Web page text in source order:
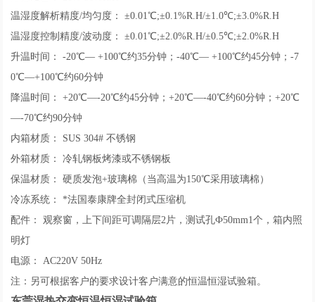
温湿度解析精度/均匀度： ±0.01℃;±0.1%R.H/±1.0℃;±3.0%R.H
温湿度控制精度/波动度： ±0.01℃;±2.0%R.H/±0.5℃;±2.0%R.H
升温时间： -20℃— +100℃约35分钟；-40℃— +100℃约45分钟；-7
0℃—+100℃约60分钟
降温时间： +20℃—-20℃约45分钟；+20℃—-40℃约60分钟；+20℃
—-70℃约90分钟
内箱材质： SUS 304# 不锈钢
外箱材质： 冷轧钢板烤漆或不锈钢板
保温材质： 硬质发泡+玻璃棉（当高温为150℃采用玻璃棉）
冷冻系统： *法国泰康牌全封闭式压缩机
配件： 观察窗，上下间距可调隔层2片，测试孔Ф50mm1个，箱内照
明灯
电源： AC220V 50Hz
注：另可根据客户的要求设计客户满意的恒温恒湿试验箱。